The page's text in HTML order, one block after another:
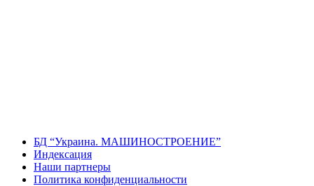
содержанию
БД “Украина. МАШИНОСТРОЕНИЕ”
Индекcация
Наши партнеры
Политика конфиденциальности